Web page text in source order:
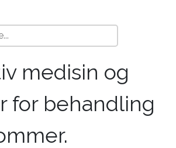
medisin og
for behandling